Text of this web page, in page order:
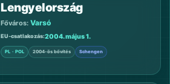
Lengyelország
Főváros: Varsó
EU-csatlakozás 2004. május 1.
PL · POL 2004-ös bővítés Schengen